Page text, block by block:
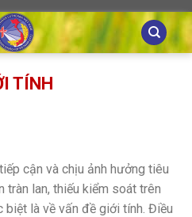
TÍNH
cận và chịu ảnh hưởng tiêu
lan, thiếu kiểm soát trên
biệt là về vấn đề giới tính. Điều